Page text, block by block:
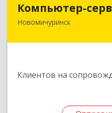
Компьютер-
Новомичуринск
Клиентов на
391160,